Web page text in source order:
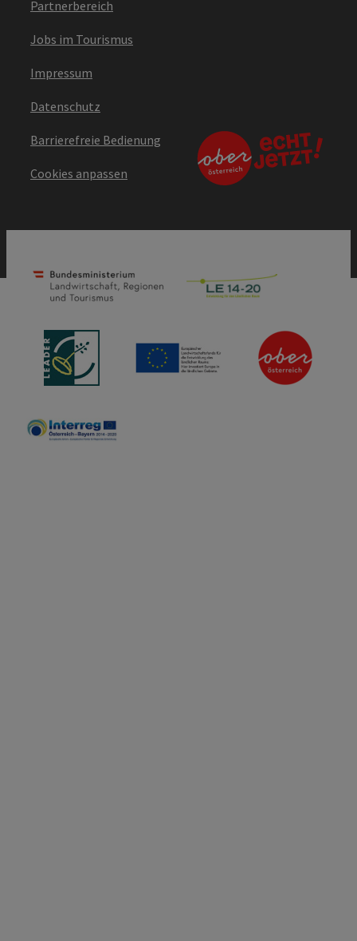
Partnerbereich
Jobs im Tourismus
Impressum
Datenschutz
Barrierefreie Bedienung
Cookies anpassen